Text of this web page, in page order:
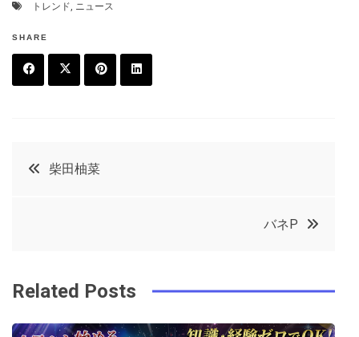
トレンド, ニュース
SHARE
k
t
e
t
投
ビ
柴田柚菜
バネP
Related Posts